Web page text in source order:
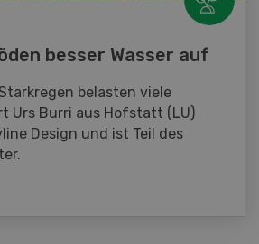
besser Wasser auf
belasten viele
Urs Burri aus Hofstatt (LU)
Design und ist Teil des